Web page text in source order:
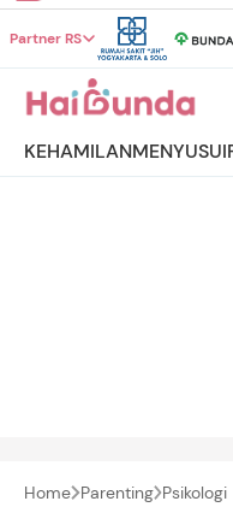
Partner RS
KEHAMILANMENYUSUI
Home Parenting Psikologi